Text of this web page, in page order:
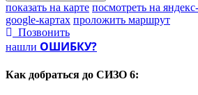
показать на карте посмотреть на
google-картах проложить маршрут
Позвонить
нашли ОШИБКУ?
Как добраться до СИЗО 6: